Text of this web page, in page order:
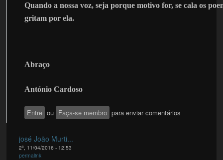
Quando a nossa voz, seja porque motivo for, se cala os
gritam por ela.
Abraço
António Cardoso
Entre ou Faça-se membro para enviar comentários
josé João Murti...
2ª, 11/04/2016 - 12:53
permalink